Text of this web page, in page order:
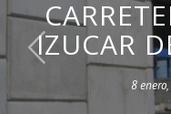
IZUCAR
8